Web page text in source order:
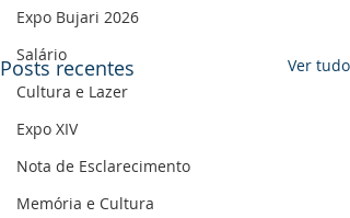
Expo Bujari 2026
Salário
Cultura e Lazer
Expo XIV
Nota de Esclarecimento
Memória e Cultura
Posts recentes Ver tudo